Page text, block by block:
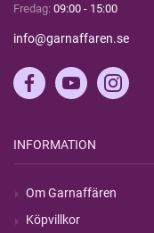
Fredag: 09:00 - 15:00
info@garnaffaren.se
INFORMATION
Om Garnaffären
Köpvillkor